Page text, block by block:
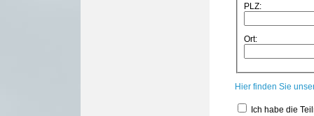
PLZ:
Ort:
Hier finden Sie
Ich habe die